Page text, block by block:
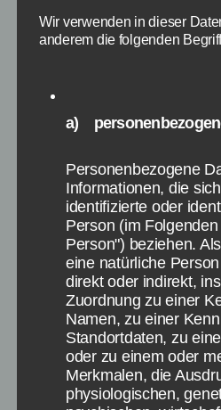
Am heutigen 11.3.2015
München und Schachtar
Bayern nur mit einem
Anpfiff der Partie ist am
Live Stream gibt es zur
haben […]
Schlagwörter
Fußball,Champions League,
NEWS
DFB Pokal
Wir verwenden in dieser
anderem die folgenden
a)
Personenbezogene
Informationen, die
identifizierte oder
Person (im Folgenden
Person") beziehen.
eine natürliche
direkt oder indirekt,
Zuordnung zu einer
Namen, zu einer
Standortdaten, zu
oder zu einem oder
Merkmalen, die
physiologischen,